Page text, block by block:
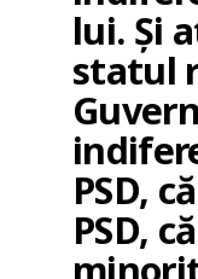
lui. Și
statul
PSD,
PSD,